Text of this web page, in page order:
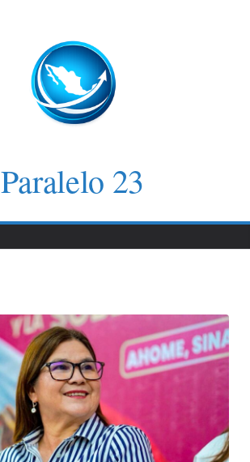
Paralelo 23